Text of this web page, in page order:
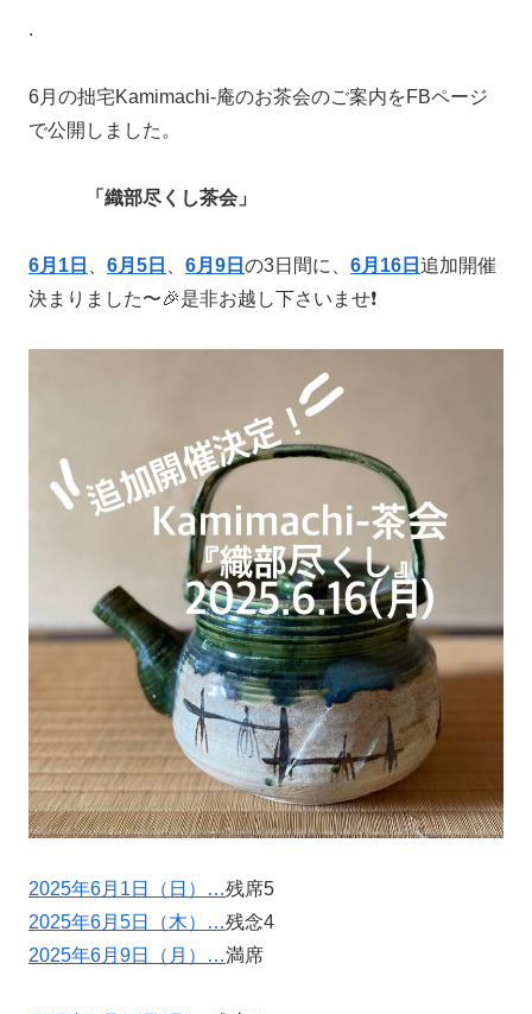
.
6月の拙宅Kamimachi-庵のお茶会のご案内をFBページ
で公開しました。
「織部尽くし茶会」
6月1日 6月5日 6月9日 の3日間に、 6月16日 追加開催
決まりました〜🎉是非お越し下さいませ❗️
2025年6月1日（日）…残席5
2025年6月5日（木）…残念4
2025年6月9日（月）…満席